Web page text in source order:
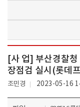
[사 업] 부산경찰
장점검 실시(롯데
조민경 2023-05-16